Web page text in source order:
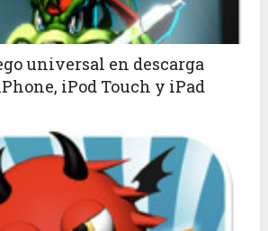
universal en descarga
iPod Touch y iPad